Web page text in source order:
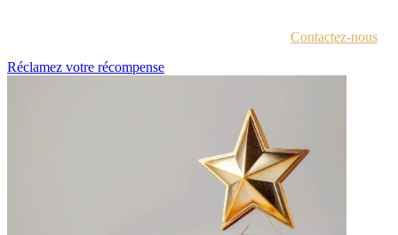
Contactez-nous
Réclamez votre récompense